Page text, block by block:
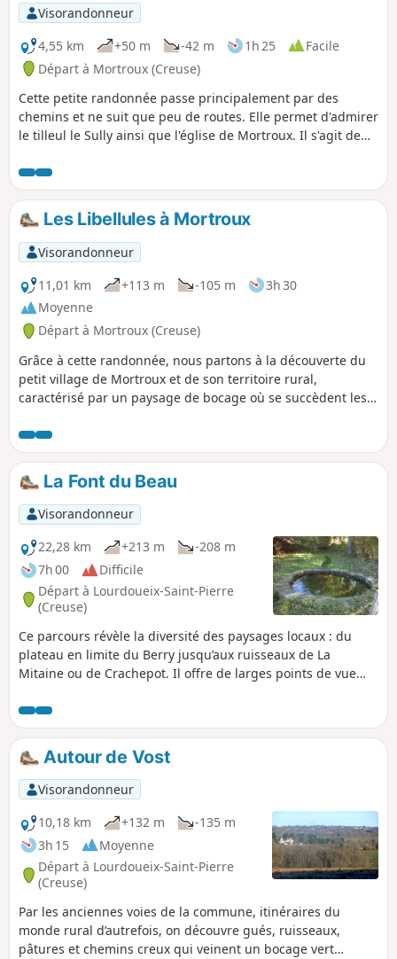
Visorandonneur
4,55 km
+50 m -42 m 1h 25
Facile
Départ à Mortroux (Creuse)
Cette petite randonnée passe principalement par des
chemins et ne suit que peu de routes. Elle permet d'admirer
le tilleul le Sully ainsi que l'église de Mortroux. Il s'agit de
randonnée "les Libellules". Ces deux randonnées sont
parfaites par exemple pour promener son chien car on n'y
croise que peu de voitures et on ne passe que par peu de
hameaux.
Les Libellules à Mortroux
Visorandonneur
11,01 km
+113 m -105 m
3h 30
Moyenne
Départ à Mortroux (Creuse)
Grâce à cette randonnée, nous partons à la découverte du
petit village de Mortroux et de son territoire rural,
caractérisé par un paysage de bocage où se succèdent les
La Font du Beau
Visorandonneur
22,28 km
+213 m
-208 m
7h 00
Difficile
Départ à Lourdoueix-Saint-Pierre
(Creuse)
Ce parcours révèle la diversité des paysages locaux : du
plateau en limite du Berry jusqu’aux ruisseaux de La
Mitaine ou de Crachepot. Il offre de larges points de vue
d’Aigurande, le Château de Vost et les hameaux alentours,
au détour de chemins creux, de prés et bosquets où
serpentent de petits ruisseaux vifs et ombragés. L’itinéraire
est parsemé de puits et de croix,
Autour de Vost
Visorandonneur
10,18 km
+132 m
-135 m
3h 15
Moyenne
Départ à Lourdoueix-Saint-Pierre
(Creuse)
Par les anciennes voies de la commune, itinéraires du
monde rural d’autrefois, on découvre gués, ruisseaux,
pâtures et chemins creux qui veinent un bocage vert